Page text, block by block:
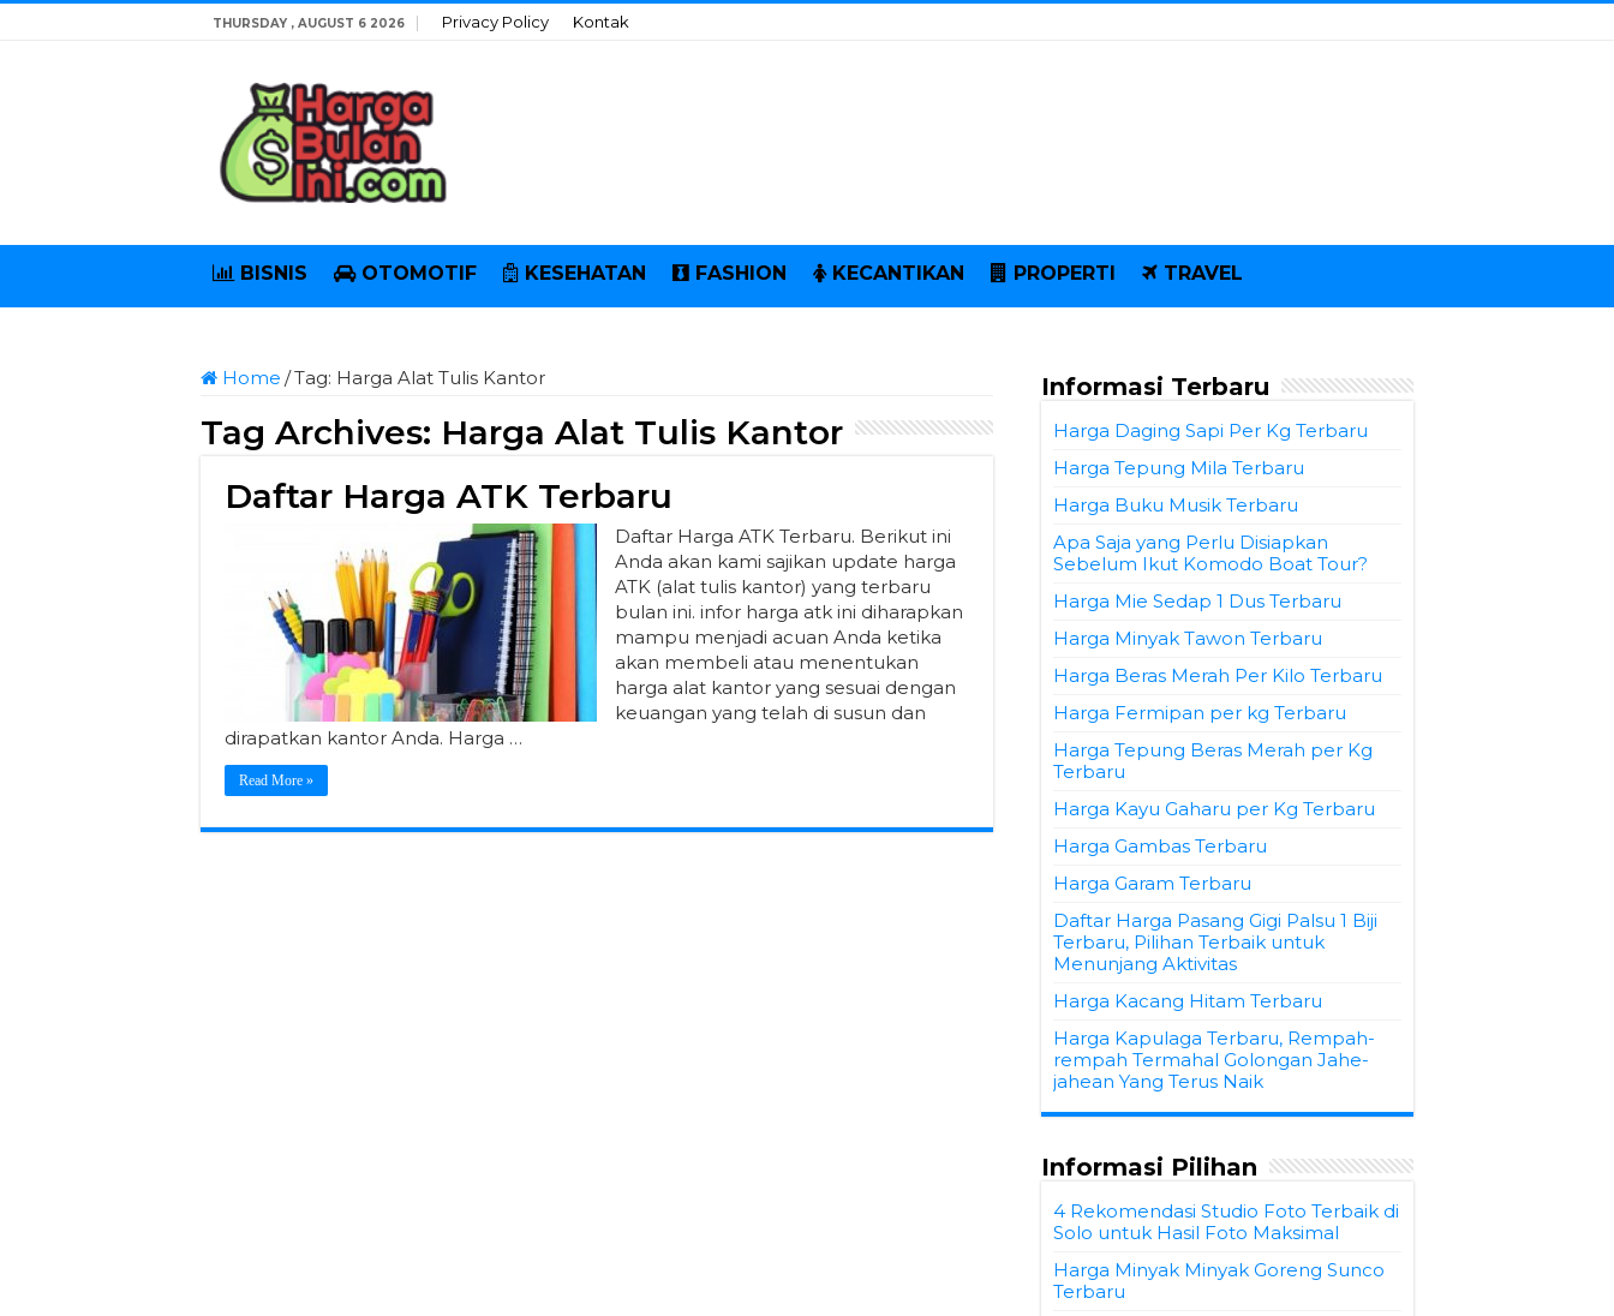
THURSDAY , AUGUST 6 2026 Privacy Policy Kontak
BISNIS OTOMOTIF KESEHATAN FASHION KECANTIKAN PROPERTI TRAVEL
Home /Tag: Harga Alat Tulis Kantor
Tag Archives: Harga Alat Tulis Kantor
Daftar Harga ATK Terbaru
Daftar Harga ATK Terbaru. Berikut ini
Anda akan kami sajikan update harga
ATK (alat tulis kantor) yang terbaru
bulan ini. infor harga atk ini diharapkan
mampu menjadi acuan Anda ketika
akan membeli atau menentukan
harga alat kantor yang sesuai dengan
keuangan yang telah di susun dan
dirapatkan kantor Anda. Harga …
Read More »
Informasi Terbaru
Harga Daging Sapi Per Kg Terbaru
Harga Tepung Mila Terbaru
Harga Buku Musik Terbaru
Apa Saja yang Perlu Disiapkan
Sebelum Ikut Komodo Boat Tour?
Harga Mie Sedap 1 Dus Terbaru
Harga Minyak Tawon Terbaru
Harga Beras Merah Per Kilo Terbaru
Harga Fermipan per kg Terbaru
Harga Tepung Beras Merah per Kg
Terbaru
Harga Kayu Gaharu per Kg Terbaru
Harga Gambas Terbaru
Harga Garam Terbaru
Daftar Harga Pasang Gigi Palsu 1 Biji
Terbaru, Pilihan Terbaik untuk
Menunjang Aktivitas
Harga Kacang Hitam Terbaru
Harga Kapulaga Terbaru, Rempah-
rempah Termahal Golongan Jahe-
jahean Yang Terus Naik
Informasi Pilihan
4 Rekomendasi Studio Foto Terbaik di
Solo untuk Hasil Foto Maksimal
Harga Minyak Minyak Goreng Sunco
Terbaru